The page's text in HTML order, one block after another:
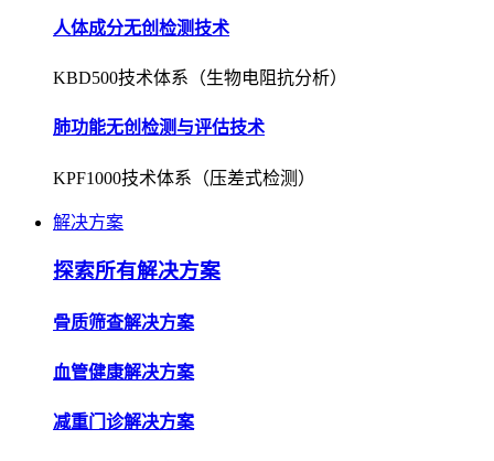
人体成分无创检测技术
KBD500技术体系（生物电阻抗分析）
肺功能无创检测与评估技术
KPF1000技术体系（压差式检测）
解决方案
探索所有解决方案
骨质筛查解决方案
血管健康解决方案
减重门诊解决方案